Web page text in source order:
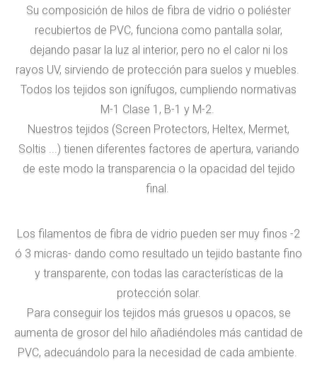
Su composición de hilos de fibra de vidrio o poliéster
recubiertos de PVC, funciona como pantalla solar,
dejando pasar la luz al interior, pero no el calor ni los
rayos UV, sirviendo de protección para suelos y muebles.
Todos los tejidos son ignífugos, cumpliendo normativas
M-1 Clase 1, B-1 y M-2.
Nuestros tejidos (Screen Protectors, Heltex, Mermet,
Soltis ...) tienen diferentes factores de apertura, variando
de este modo la transparencia o la opacidad del tejido
final.
Los filamentos de fibra de vidrio pueden ser muy finos -2
ó 3 micras- dando como resultado un tejido bastante fino
y transparente, con todas las características de la
protección solar.
Para conseguir los tejidos más gruesos u opacos, se
aumenta de grosor del hilo añadiéndoles más cantidad de
PVC, adecuándolo para la necesidad de cada ambiente.